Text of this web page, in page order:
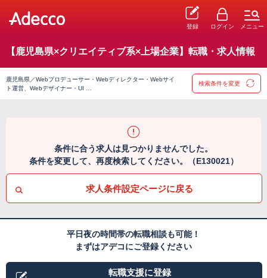
登録 ログイン メニュー
【鹿児島県×クリエイティブ系×上場企業】転職・求人情報
鹿児島県／Webプロデューサー・Webディレクター・Webサイ
ト運営、Webデザイナー・UI …
検索条件を変更
条件に合う求人は見つかりませんでした。
条件を変更して、再度検索してください。（E130021）
求人条件設定ページに戻る
平日夜の時間帯の転職相談も可能！
まずはアデコにご登録ください
転職支援に登録